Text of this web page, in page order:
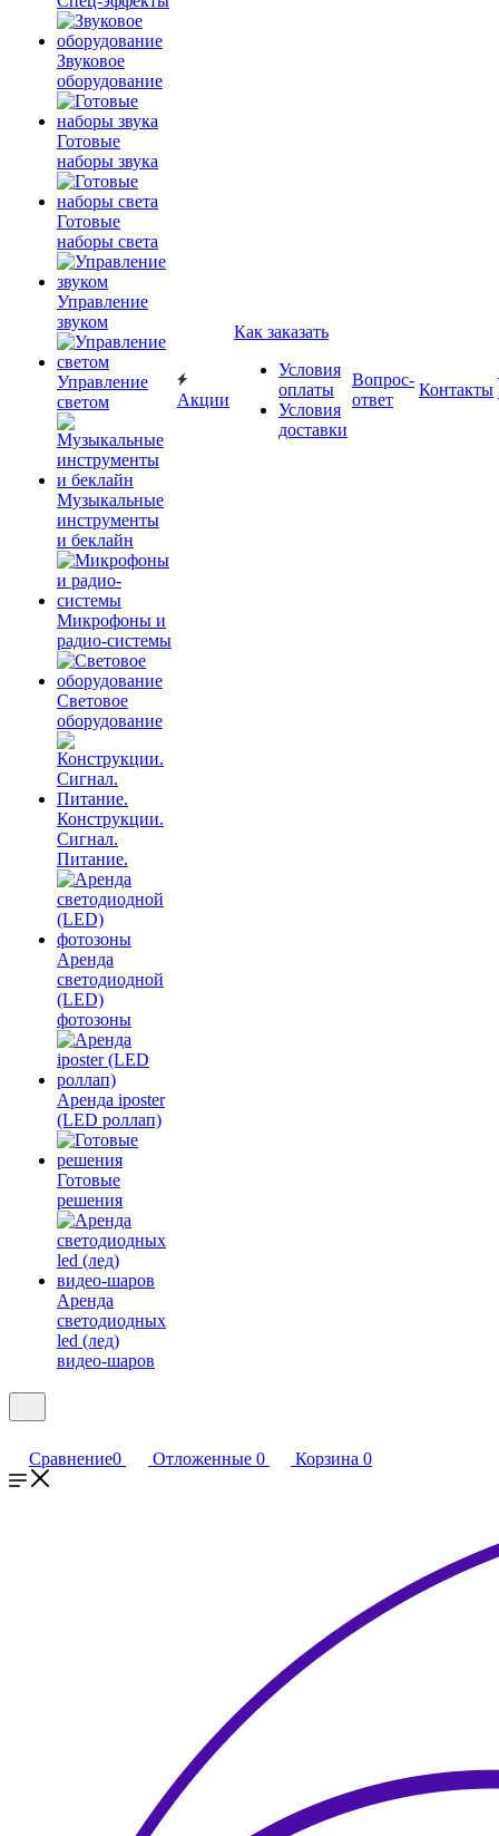
Звуковое
оборудование
Готовые
наборы звука
Готовые
наборы света
Управление
звуком
Управление
светом
Музыкальные
инструменты
и беклайн
Микрофоны и
радио-системы
Световое
оборудование
Конструкции.
Сигнал.
Питание.
Аренда
светодиодной
(LED)
фотозоны
Аренда iposter
(LED роллап)
Готовые
решения
Аренда
светодиодных
led (лед)
видео-шаров
Акции
Как заказать
Условия
оплаты
Условия
доставки
Вопрос-
ответ
Контакты
Сравнение0 Отложенные 0 Корзина 0